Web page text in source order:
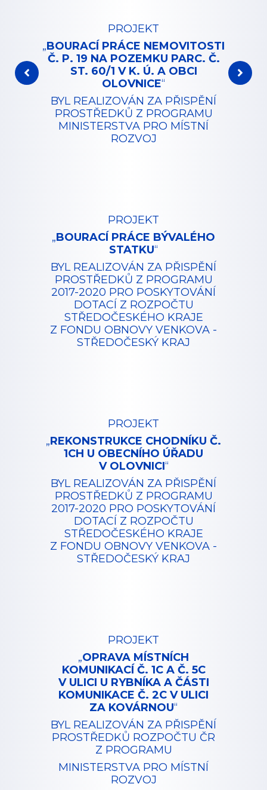
PROJEKT
„BOURACÍ PRÁCE NEMOVITOSTI
Č. P. 19 NA POZEMKU PARC. Č.
ST. 60/1 V K. Ú. A OBCI
OLOVNICE“
BYL REALIZOVÁN ZA PŘISPĚNÍ
PROSTŘEDKŮ Z PROGRAMU
MINISTERSTVA PRO MÍSTNÍ
ROZVOJ
PROJEKT
„BOURACÍ PRÁCE BÝVALÉHO
STATKU“
BYL REALIZOVÁN ZA PŘISPĚNÍ
PROSTŘEDKŮ Z PROGRAMU
2017-2020 PRO POSKYTOVÁNÍ
DOTACÍ Z ROZPOČTU
STŘEDOČESKÉHO KRAJE
Z FONDU OBNOVY VENKOVA -
STŘEDOČESKÝ KRAJ
PROJEKT
„REKONSTRUKCE CHODNÍKU Č.
1CH U OBECNÍHO ÚŘADU
V OLOVNICI“
BYL REALIZOVÁN ZA PŘISPĚNÍ
PROSTŘEDKŮ Z PROGRAMU
2017-2020 PRO POSKYTOVÁNÍ
DOTACÍ Z ROZPOČTU
STŘEDOČESKÉHO KRAJE
Z FONDU OBNOVY VENKOVA -
STŘEDOČESKÝ KRAJ
PROJEKT
„OPRAVA MÍSTNÍCH
KOMUNIKACÍ Č. 1C A Č. 5C
V ULICI U RYBNÍKA A ČÁSTI
KOMUNIKACE Č. 2C V ULICI
ZA KOVÁRNOU“
BYL REALIZOVÁN ZA PŘISPĚNÍ
PROSTŘEDKŮ ROZPOČTU ČR
Z PROGRAMU
MINISTERSTVA PRO MÍSTNÍ
ROZVOJ